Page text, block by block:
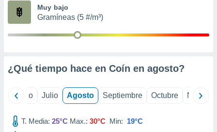
publicidad
publicidad
Muy bajo
Gramíneas (5 #/m³)
¿Qué tiempo hace en Coín en agosto?
Junio Julio Agosto Septiembre Octubre
T. Media: 25°C Max.: 30°C Min: 19°C